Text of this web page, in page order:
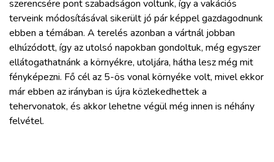
REGISZTRÁCIÓ
szerencsére pont szabadságon voltunk, így a vakációs
terveink módosításával sikerült jó pár képpel gazdagodnunk
ebben a témában. A terelés azonban a vártnál jobban
elhúzódott, így az utolsó napokban gondoltuk, még egyszer
ellátogathatnánk a környékre, utoljára, hátha lesz még mit
fényképezni. Fő cél az 5-ös vonal környéke volt, mivel ekkor
már ebben az irányban is újra közlekedhettek a
tehervonatok, és akkor lehetne végül még innen is néhány
felvétel.